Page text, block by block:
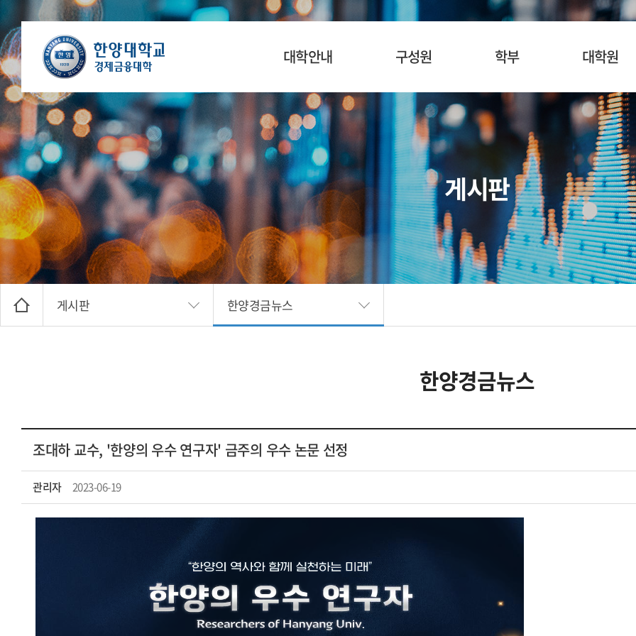
대학안내
학장 인사말
연혁
공간소개
찾아오시는길
구성원
교수
명예교수
겸임/초빙교수
행정팀 직원
학부
입학안내
교육목표
교육과정
관심과목검색
장학안내
SURF
학생활동
대학원
입학안내
교육목표
교육과정
관심과목검색
장학제도
BK21
게시판
게시판 한양경금뉴스
한양경금뉴스
조대하 교수, '한양의 우수 연구자' 금주의 우수 논문 선정
관리자 2023-06-19